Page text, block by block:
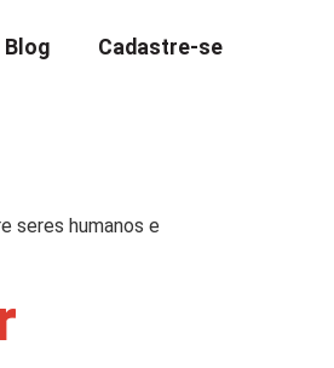
Blog Cadastre-se
seres humanos e